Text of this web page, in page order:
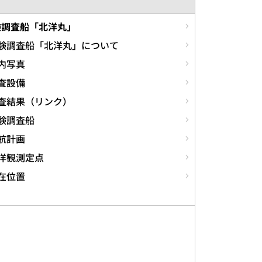
査船「北洋丸」
調査船「北洋丸」について
写真
設備
結果（リンク）
調査船
計画
観測定点
位置